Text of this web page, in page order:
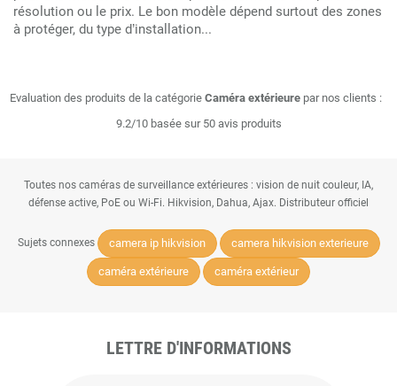
résolution ou le prix. Le bon modèle dépend surtout des zones
à protéger, du type d’installation...
Evaluation des produits de la catégorie Caméra extérieure par nos clients :
9.2/10 basée sur 50 avis produits
Toutes nos caméras de surveillance extérieures : vision de nuit couleur, IA,
défense active, PoE ou Wi-Fi. Hikvision, Dahua, Ajax. Distributeur officiel
Sujets connexes camera ip hikvision camera hikvision exterieure
caméra extérieure caméra extérieur
LETTRE D'INFORMATIONS